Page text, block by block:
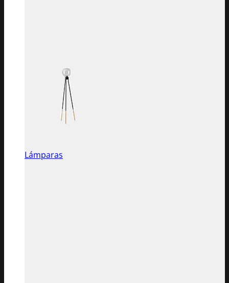
Lámparas